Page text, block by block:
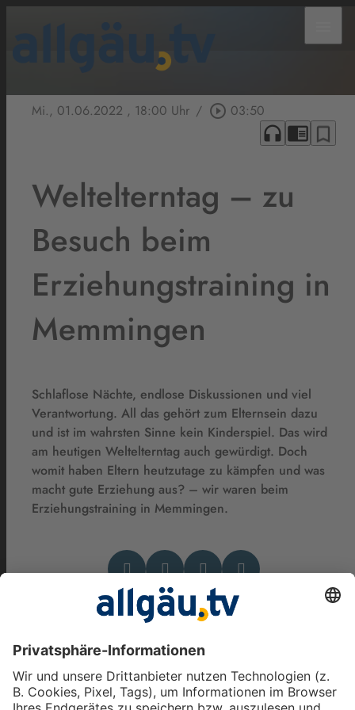
Mi., 01.06.2022 , 18:00 Uhr / play_circle_outline 03:50
headphones chrome_reader_mode bookmark_border
Weltelterntag – zu
Besuch beim
Erziehungstraining in
Memmingen
Schlaflose Nächte, endlose Diskussionen und viel
Verantwortung. All das gehört zum Elternsein dazu
und ist im wahrsten Sinne kein Kinderspiel. Das wird
am heutigen Weltelterntag auch gewürdigt. Doch
womit haben Eltern heutzutage zu kämpfen und was
macht gute Erziehung aus? – wir waren beim
Erziehungstraining in Memmingen.
Das könnte Dich auch
interessieren